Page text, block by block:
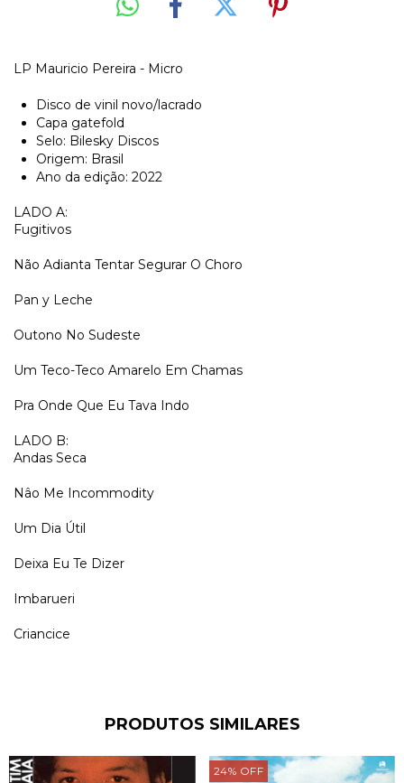
LP Mauricio Pereira - Micro
Disco de vinil novo/lacrado
Capa gatefold
Selo: Bilesky Discos
Origem: Brasil
Ano da edição: 2022
LADO A:
Fugitivos
Não Adianta Tentar Segurar O Choro
Pan y Leche
Outono No Sudeste
Um Teco-Teco Amarelo Em Chamas
Pra Onde Que Eu Tava Indo
LADO B:
Andas Seca
Nâo Me Incommodity
Um Dia Útil
Deixa Eu Te Dizer
Imbarueri
Criancice
PRODUTOS SIMILARES
24% OFF